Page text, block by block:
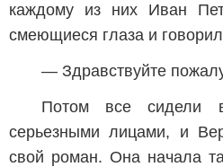
каждому из них Иван
смеющиеся глаза и
— Здравствуйте
Потом все сидели
серьезными лицами, и
свой роман. Она начала